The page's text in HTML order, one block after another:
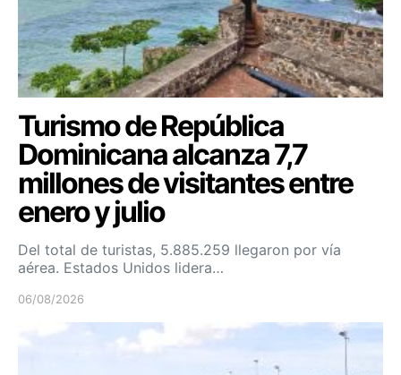
Turismo de República
Dominicana alcanza 7,7
millones de visitantes entre
enero y julio
Del total de turistas, 5.885.259 llegaron por vía
aérea. Estados Unidos lidera…
06/08/2026